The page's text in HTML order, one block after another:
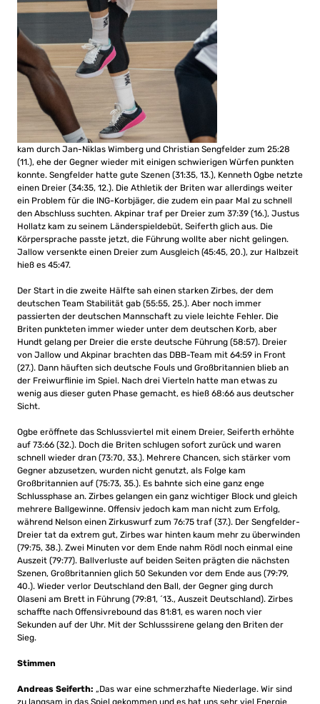
kam durch Jan-Niklas Wimberg und Christian Sengfelder zum 25:28
(11.), ehe der Gegner wieder mit einigen schwierigen Würfen punkten
konnte. Sengfelder hatte gute Szenen (31:35, 13.), Kenneth Ogbe netzte
einen Dreier (34:35, 12.). Die Athletik der Briten war allerdings weiter
ein Problem für die ING-Korbjäger, die zudem ein paar Mal zu schnell
den Abschluss suchten. Akpinar traf per Dreier zum 37:39 (16.), Justus
Hollatz kam zu seinem Länderspieldebüt, Seiferth glich aus. Die
Körpersprache passte jetzt, die Führung wollte aber nicht gelingen.
Jallow versenkte einen Dreier zum Ausgleich (45:45, 20.), zur Halbzeit
hieß es 45:47.
Der Start in die zweite Hälfte sah einen starken Zirbes, der dem
deutschen Team Stabilität gab (55:55, 25.). Aber noch immer
passierten der deutschen Mannschaft zu viele leichte Fehler. Die
Briten punkteten immer wieder unter dem deutschen Korb, aber
Hundt gelang per Dreier die erste deutsche Führung (58:57). Dreier
von Jallow und Akpinar brachten das DBB-Team mit 64:59 in Front
(27.). Dann häuften sich deutsche Fouls und Großbritannien blieb an
der Freiwurflinie im Spiel. Nach drei Vierteln hatte man etwas zu
wenig aus dieser guten Phase gemacht, es hieß 68:66 aus deutscher
Sicht.
Ogbe eröffnete das Schlussviertel mit einem Dreier, Seiferth erhöhte
auf 73:66 (32.). Doch die Briten schlugen sofort zurück und waren
schnell wieder dran (73:70, 33.). Mehrere Chancen, sich stärker vom
Gegner abzusetzen, wurden nicht genutzt, als Folge kam
Großbritannien auf (75:73, 35.). Es bahnte sich eine ganz enge
Schlussphase an. Zirbes gelangen ein ganz wichtiger Block und gleich
mehrere Ballgewinne. Offensiv jedoch kam man nicht zum Erfolg,
während Nelson einen Zirkuswurf zum 76:75 traf (37.). Der Sengfelder-
Dreier tat da extrem gut, Zirbes war hinten kaum mehr zu überwinden
(79:75, 38.). Zwei Minuten vor dem Ende nahm Rödl noch einmal eine
Auszeit (79:77). Ballverluste auf beiden Seiten prägten die nächsten
Szenen, Großbritannien glich 50 Sekunden vor dem Ende aus (79:79,
40.). Wieder verlor Deutschland den Ball, der Gegner ging durch
Olaseni am Brett in Führung (79:81, ´13., Auszeit Deutschland). Zirbes
schaffte nach Offensivrebound das 81:81, es waren noch vier
Sekunden auf der Uhr. Mit der Schlusssirene gelang den Briten der
Sieg.
Stimmen
Andreas Seiferth: „Das war eine schmerzhafte Niederlage. Wir sind